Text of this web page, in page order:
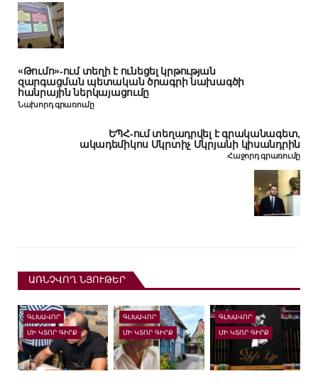
«Թումո»-ում տեղի է ունեցել կրթության
զարգացման պետական ծրագրի նախագծի
հանրային ներկայացումը
Նախորդ գրառումը
ԵՊՀ-ում տեղադրվել է գրականագետ,
ակադեմիկոս Մկրտիչ Մկրյանի կիսանդրին
Հաջորդ գրառումը
ԱՌՆՉՎՈՂ ՆՅՈՒԹԵՐ
ԳԼԽԱՎՈՐ
ՄԻ ԿՏՈՐ ԳԻՐՔ
ԳԼԽԱՎՈՐ
ՄԻ ԿՏՈՐ ԳԻՐՔ
ԳԼԽԱՎՈՐ
ՄԻ ԿՏՈՐ ԳԻՐՔ